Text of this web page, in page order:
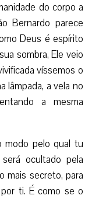
do corpo a
Bernardo parece
Deus é espírito
sombra, Ele veio
víssemos o
lâmpada, a vela no
a mesma
modo pelo qual tu
ocultado pela
mais secreto, para
ti. É como se o